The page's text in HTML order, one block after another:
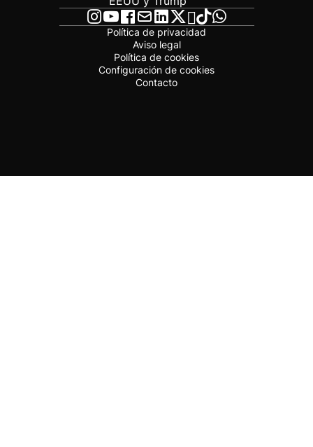
Política de privacidad
Aviso legal
Política de cookies
Configuración de cookies
Contacto